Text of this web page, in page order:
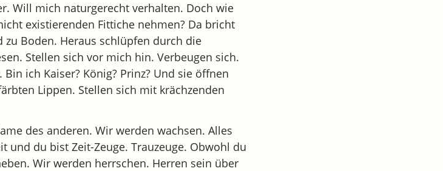
Will mich naturgerecht verhalten. Doch wie
existierenden Fittiche nehmen? Da bricht
Boden. Heraus schlüpfen durch die
Stellen sich vor mich hin. Verbeugen sich.
ich Kaiser? König? Prinz? Und sie öffnen
Lippen. Stellen sich mit krächzenden
des anderen. Wir werden wachsen. Alles
und du bist Zeit-Zeuge. Trauzeuge. Obwohl du
Wir werden herrschen. Herren sein über